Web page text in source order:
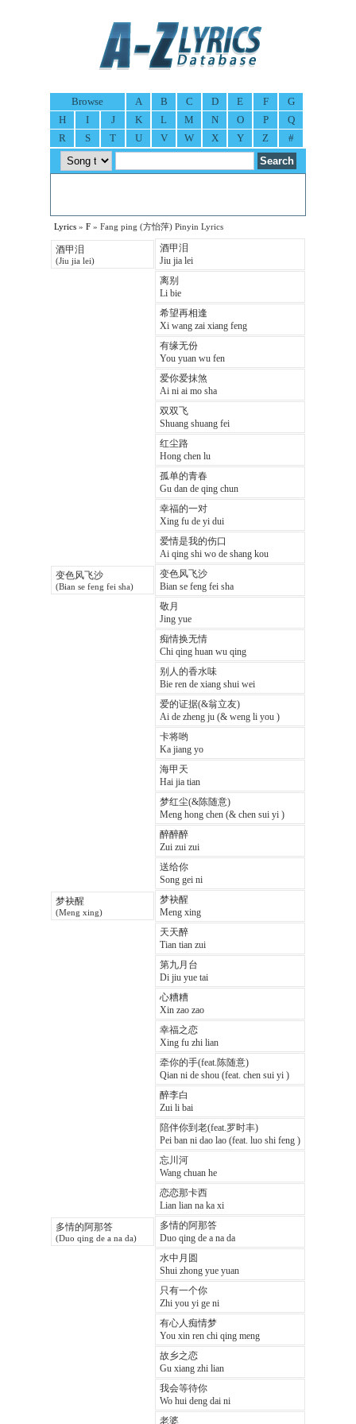
Browse A B C D E F
G
H
I J K L M N O P
Q
R
S T U V W X Y Z #
Lyrics » F » Fang ping (方怡萍) Pinyin Lyrics
酒甲泪
(Jiu jia lei)
酒甲泪
Jiu jia lei
离别
Li bie
希望再相逢
Xi wang zai xiang feng
有缘无份
You yuan wu fen
爱你爱抹煞
Ai ni ai mo sha
双双飞
Shuang shuang fei
红尘路
Hong chen lu
孤单的青春
Gu dan de qing chun
幸福的一对
Xing fu de yi dui
爱情是我的伤口
Ai qing shi wo de shang kou
变色风飞沙
(Bian se feng fei sha)
变色风飞沙
Bian se feng fei sha
敬月
Jing yue
痴情换无情
Chi qing huan wu qing
别人的香水味
Bie ren de xiang shui wei
爱的证据(&翁立友)
Ai de zheng ju (& weng li you )
卡将哟
Ka jiang yo
海甲天
Hai jia tian
梦红尘(&陈随意)
Meng hong chen (& chen sui yi )
醉醉醉
Zui zui zui
送给你
Song gei ni
梦袂醒
(Meng xing)
梦袂醒
Meng xing
天天醉
Tian tian zui
第九月台
Di jiu yue tai
心糟糟
Xin zao zao
幸福之恋
Xing fu zhi lian
牵你的手(feat.陈随意)
Qian ni de shou (feat. chen sui yi )
醉李白
Zui li bai
陪伴你到老(feat.罗时丰)
Pei ban ni dao lao (feat. luo shi feng )
忘川河
Wang chuan he
恋恋那卡西
Lian lian na ka xi
多情的阿那答
(Duo qing de a na da)
多情的阿那答
Duo qing de a na da
水中月圆
Shui zhong yue yuan
只有一个你
Zhi you yi ge ni
有心人痴情梦
You xin ren chi qing meng
故乡之恋
Gu xiang zhi lian
我会等待你
Wo hui deng dai ni
老婆